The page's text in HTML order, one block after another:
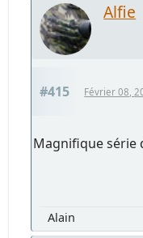
Alfie
#415 Février 08,
Magnifique série
Alain